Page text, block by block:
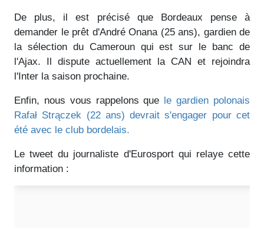
De plus, il est précisé que Bordeaux pense à
demander le prêt d'André Onana (25 ans), gardien de
la sélection du Cameroun qui est sur le banc de
l'Ajax. Il dispute actuellement la CAN et rejoindra
l'Inter la saison prochaine.
Enfin, nous vous rappelons que
le gardien polonais
Rafał Strączek (22 ans) devrait s'engager pour cet
été avec le club bordelais.
Le tweet du journaliste d'Eurosport qui relaye cette
information :